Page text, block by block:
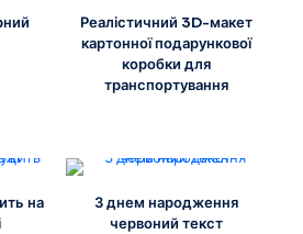
Реалістичний 3D-макет
картонної подарункової
коробки для
транспортування
на
З днем народження
червоний текст